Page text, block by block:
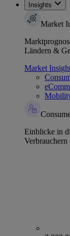
Insights
Market
Ländern &
Market
Einblicke in